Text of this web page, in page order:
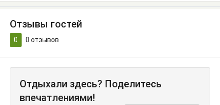
Отзывы гостей
0 0 отзывов
Отдыхали здесь? Поделитесь
впечатлениями!